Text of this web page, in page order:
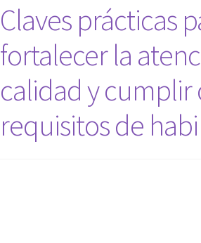
Claves prácticas
fortalecer la
calidad y cumplir
requisitos de